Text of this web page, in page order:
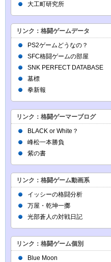
大工町研究所
リンク：格闘ゲームデータ
PS2ゲームどうなの？
SFC格闘ゲームの部屋
SNK PERFECT DATABASE
墓標
拳新報
リンク：格闘ゲーマーブログ
BLACK or White？
峰松一本勝負
紫の書
リンク：格闘ゲーム動画系
イッシーの格闘分析
万屋・乾坤一擲
光部蒼人の対戦日記
リンク：格闘ゲーム個別
Blue Moon